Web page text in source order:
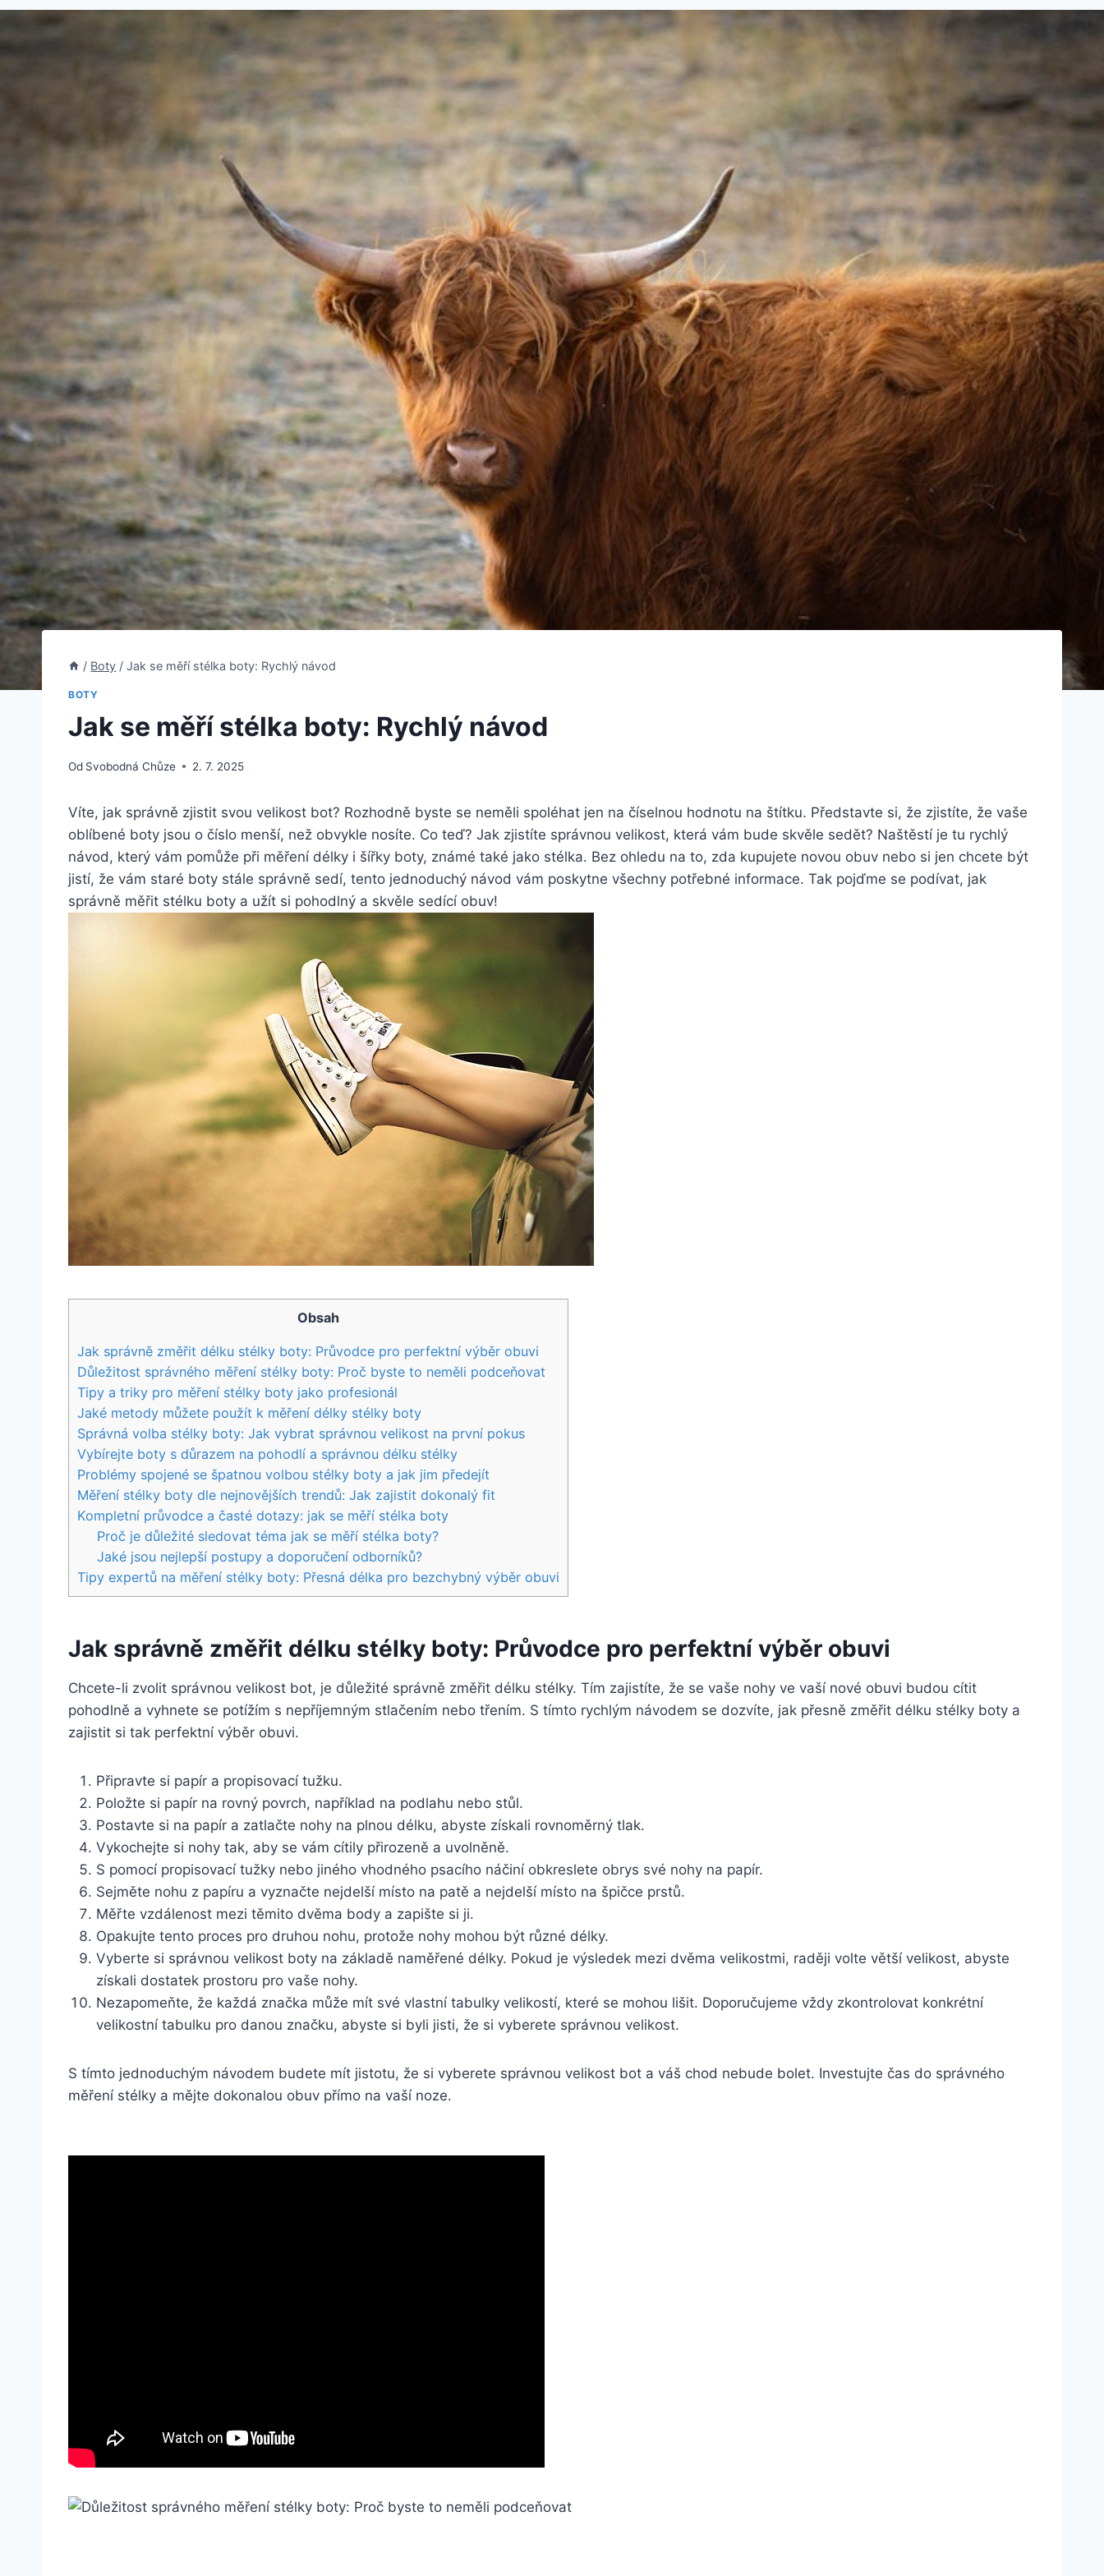
/ Boty / Jak se měří stélka boty: Rychlý návod
BOTY
Jak se měří stélka boty: Rychlý návod
Od Svobodná Chůze 2. 7. 2025
Víte, jak správně zjistit svou velikost bot? Rozhodně byste‌ se neměli spoléhat jen na číselnou hodnotu na štítku. Představte si, že zjistíte, že vaše
oblíbené boty jsou o‍ číslo menší, než obvykle nosíte. Co teď? Jak zjistíte správnou velikost, která vám ‌bude skvěle​ sedět? Naštěstí je tu rychlý
návod, který vám⁣ pomůže ⁤při měření délky i šířky boty,⁣ známé také jako stélka. Bez ohledu na to, ⁢zda kupujete novou obuv ​nebo si jen chcete být
jistí, že vám staré boty stále správně sedí, tento jednoduchý návod vám poskytne všechny potřebné informace. Tak pojďme se podívat, jak
správně měřit stélku boty a užít si pohodlný⁤ a‍ skvěle sedící obuv!
Obsah
Jak správně změřit délku stélky boty: Průvodce pro perfektní výběr obuvi
Důležitost správného měření stélky ​boty: Proč byste to neměli podceňovat
Tipy a triky pro měření stélky ‌boty jako ‍profesionál
Jaké metody můžete použít k měření délky stélky boty
Správná volba stélky boty: Jak vybrat správnou velikost na první pokus
Vybírejte boty s důrazem na pohodlí a správnou délku stélky
Problémy spojené se špatnou volbou stélky boty a jak jim předejít
Měření stélky ​boty dle nejnovějších trendů: Jak zajistit dokonalý fit
Kompletní průvodce a časté dotazy: jak se měří stélka boty
Proč je důležité sledovat téma jak se měří stélka boty?
Jaké jsou nejlepší postupy a doporučení odborníků?
Tipy​ expertů na měření stélky boty: ⁢Přesná délka pro bezchybný výběr obuvi
Jak správně změřit délku stélky boty: Průvodce pro perfektní výběr obuvi
Chcete-li zvolit správnou⁣ velikost bot, je důležité správně ‌změřit délku stélky. Tím zajistíte, ⁣že se vaše nohy‍ ve vaší nové obuvi budou cítit
⁣pohodlně a vyhnete se potížím s nepříjemným ‌stlačením nebo třením. S tímto rychlým návodem se dozvíte, jak přesně změřit délku stélky boty a
zajistit si tak perfektní výběr obuvi.
Připravte⁢ si⁢ papír a propisovací‌ tužku.
Položte si papír na rovný povrch, například​ na podlahu nebo‌ stůl.
Postavte si na papír a zatlačte nohy na⁣ plnou délku, abyste získali rovnoměrný tlak.
Vykochejte si nohy tak, aby se vám cítily přirozeně a ‍uvolněně.
S pomocí propisovací tužky nebo jiného vhodného psacího náčiní obkreslete obrys své⁣ nohy​ na ​papír.
Sejměte nohu z papíru a vyznačte nejdelší místo na patě a nejdelší místo na špičce prstů.
Měřte vzdálenost mezi těmito dvěma body a zapište si ji.
Opakujte tento proces pro druhou nohu, protože nohy mohou ⁤být různé⁢ délky.
Vyberte si správnou velikost boty na ​základě naměřené délky. Pokud je výsledek mezi dvěma velikostmi, raději volte větší velikost, abyste⁤
získali dostatek prostoru pro vaše nohy.
Nezapomeňte, že každá‍ značka může mít své vlastní tabulky velikostí, které se mohou lišit. Doporučujeme vždy zkontrolovat konkrétní
velikostní tabulku pro danou značku, abyste ‌si byli jisti, že si vyberete správnou velikost.
S tímto jednoduchým návodem budete mít jistotu, že si vyberete správnou velikost bot a‍ váš ⁤chod nebude bolet. Investujte čas do správného
měření stélky a mějte dokonalou⁤ obuv přímo ⁢na vaší noze.